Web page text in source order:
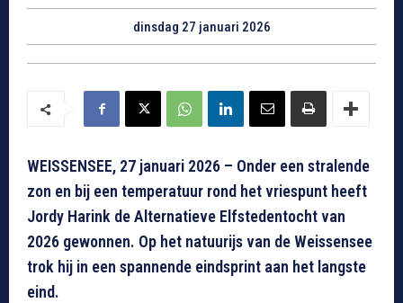
dinsdag 27 januari 2026
WEISSENSEE, 27 januari 2026 – Onder een stralende
zon en bij een temperatuur rond het vriespunt heeft
Jordy Harink de Alternatieve Elfstedentocht van
2026 gewonnen. Op het natuurijs van de Weissensee
trok hij in een spannende eindsprint aan het langste
eind.